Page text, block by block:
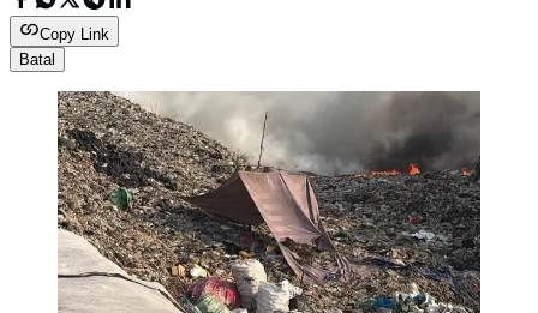
Copy Link
Batal